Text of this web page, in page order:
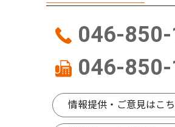
046-
046-850-
情報提供・ご意見はこ